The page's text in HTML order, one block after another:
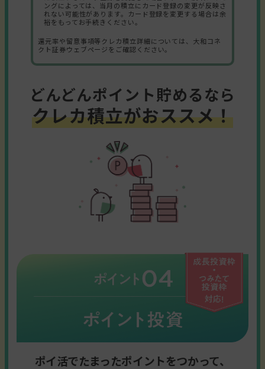
ングによっては、当月の積立にカード登録の変更が反映さ
れない可能性があります。カード登録を変更する場合は余
裕をもってお手続きください。
還元率や留意事項等クレカ積立詳細については、大和コネ
クト証券ウェブページをご確認ください。
どんどんポイント貯めるなら
クレカ積立がおススメ！
ポイ活でたまったポイントをつかって、